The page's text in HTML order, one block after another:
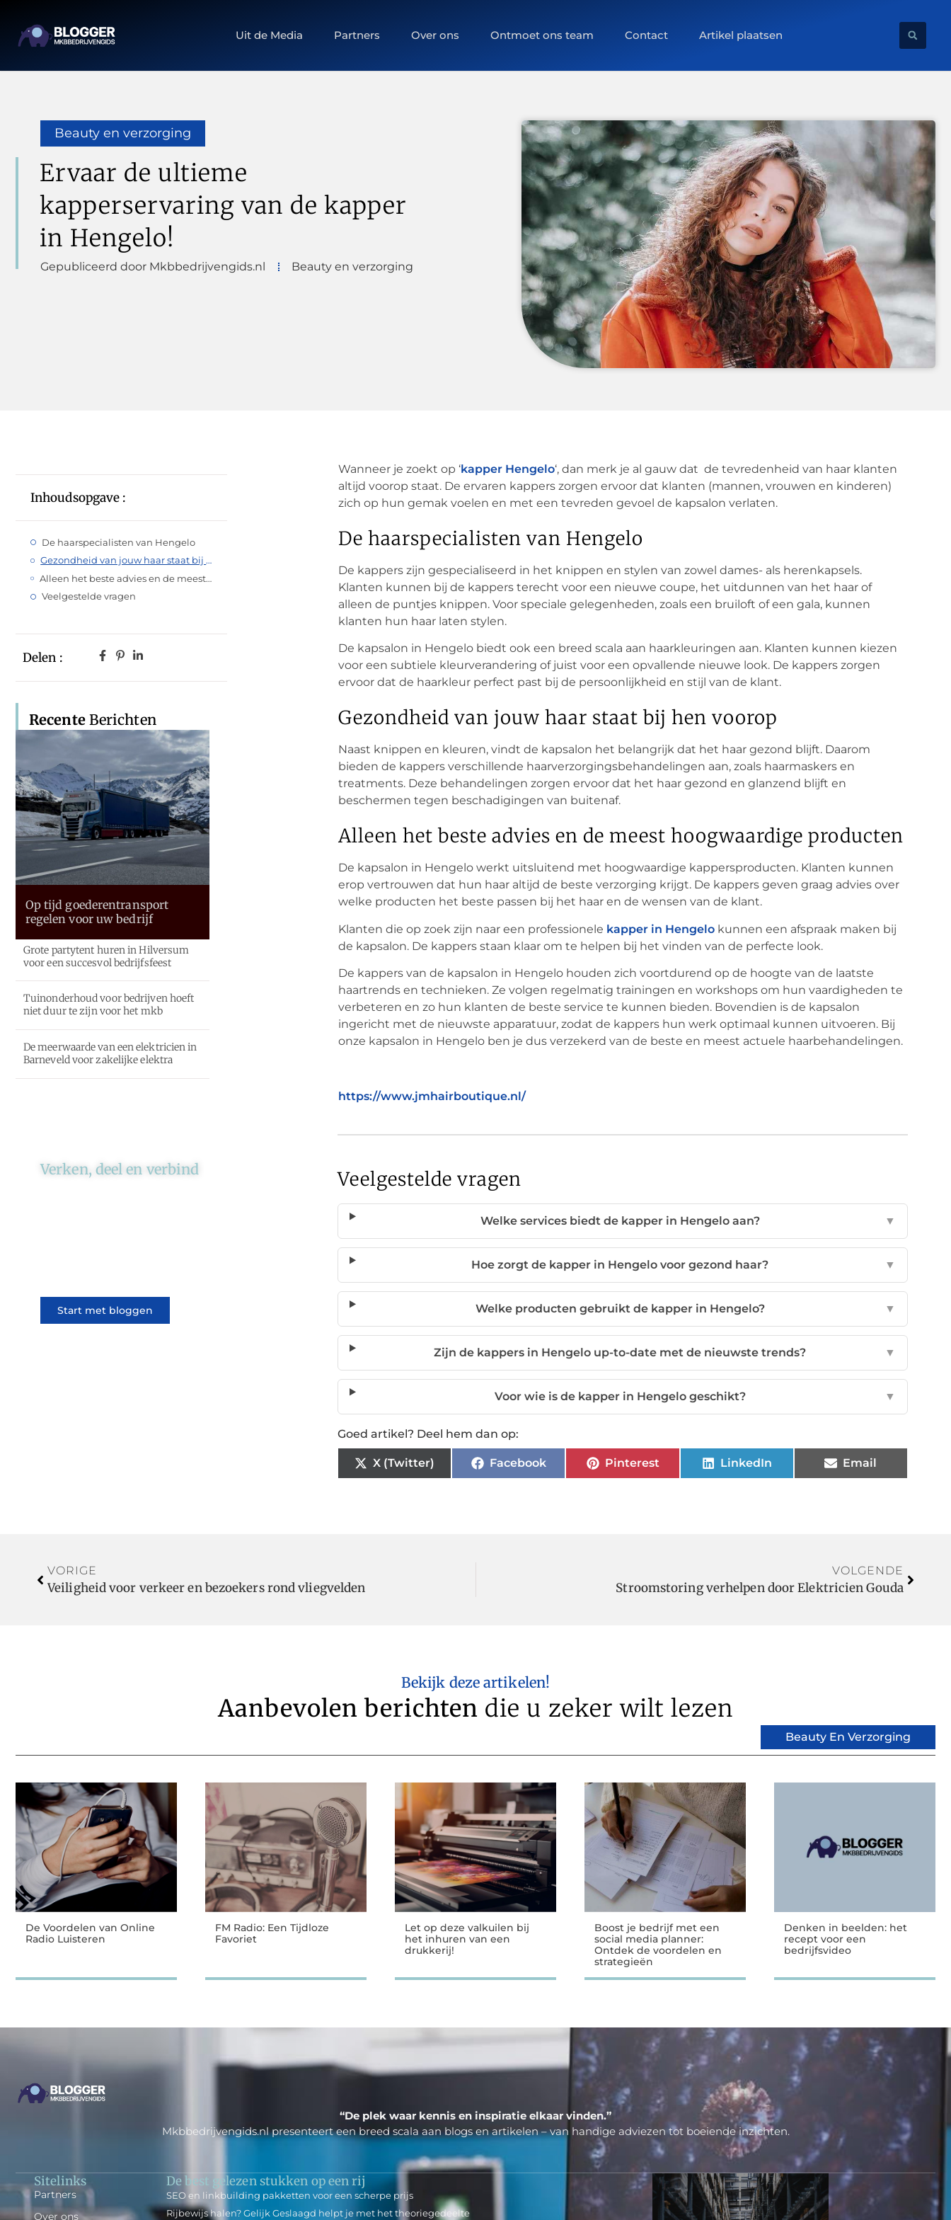
Uit de Media Partners Over ons Ontmoet ons team Contact Artikel plaatsen
Beauty en verzorging
Ervaar de ultieme
kapperservaring van de kapper
in Hengelo!
Gepubliceerd door Mkbbedrijvengids.nl Beauty en verzorging
Inhoudsopgave :
De haarspecialisten van Hengelo
Gezondheid van jouw haar staat bij hen voorop
Alleen het beste advies en de meest hoogwaardige producten
Veelgestelde vragen
Delen :
RecenteBerichten
Op tijd goederentransport
regelen voor uw bedrijf
Grote partytent huren in Hilversum
voor een succesvol bedrijfsfeest
Tuinonderhoud voor bedrijven hoeft
niet duur te zijn voor het mkb
De meerwaarde van een elektricien in
Barneveld voor zakelijke elektra
Verken, deel en verbind
Start met bloggen
Wanneer je zoekt op ‘kapper Hengelo‘, dan merk je al gauw dat de tevredenheid van haar klanten
altijd voorop staat. De ervaren kappers zorgen ervoor dat klanten (mannen, vrouwen en kinderen)
zich op hun gemak voelen en met een tevreden gevoel de kapsalon verlaten.
De haarspecialisten van Hengelo
De kappers zijn gespecialiseerd in het knippen en stylen van zowel dames- als herenkapsels.
Klanten kunnen bij de kappers terecht voor een nieuwe coupe, het uitdunnen van het haar of
alleen de puntjes knippen. Voor speciale gelegenheden, zoals een bruiloft of een gala, kunnen
klanten hun haar laten stylen.
De kapsalon in Hengelo biedt ook een breed scala aan haarkleuringen aan. Klanten kunnen kiezen
voor een subtiele kleurverandering of juist voor een opvallende nieuwe look. De kappers zorgen
ervoor dat de haarkleur perfect past bij de persoonlijkheid en stijl van de klant.
Gezondheid van jouw haar staat bij hen voorop
Naast knippen en kleuren, vindt de kapsalon het belangrijk dat het haar gezond blijft. Daarom
bieden de kappers verschillende haarverzorgingsbehandelingen aan, zoals haarmaskers en
treatments. Deze behandelingen zorgen ervoor dat het haar gezond en glanzend blijft en
beschermen tegen beschadigingen van buitenaf.
Alleen het beste advies en de meest hoogwaardige producten
De kapsalon in Hengelo werkt uitsluitend met hoogwaardige kappersproducten. Klanten kunnen
erop vertrouwen dat hun haar altijd de beste verzorging krijgt. De kappers geven graag advies over
welke producten het beste passen bij het haar en de wensen van de klant.
Klanten die op zoek zijn naar een professionele kapper in Hengelo kunnen een afspraak maken bij
de kapsalon. De kappers staan klaar om te helpen bij het vinden van de perfecte look.
De kappers van de kapsalon in Hengelo houden zich voortdurend op de hoogte van de laatste
haartrends en technieken. Ze volgen regelmatig trainingen en workshops om hun vaardigheden te
verbeteren en zo hun klanten de beste service te kunnen bieden. Bovendien is de kapsalon
ingericht met de nieuwste apparatuur, zodat de kappers hun werk optimaal kunnen uitvoeren. Bij
onze kapsalon in Hengelo ben je dus verzekerd van de beste en meest actuele haarbehandelingen.
https://www.jmhairboutique.nl/
Veelgestelde vragen
Welke services biedt de kapper in Hengelo aan? ▼
Hoe zorgt de kapper in Hengelo voor gezond haar? ▼
Welke producten gebruikt de kapper in Hengelo? ▼
Zijn de kappers in Hengelo up-to-date met de nieuwste trends? ▼
Voor wie is de kapper in Hengelo geschikt? ▼
Goed artikel? Deel hem dan op:
X (Twitter) Facebook Pinterest LinkedIn Email
VORIGE
Veiligheid voor verkeer en bezoekers rond vliegvelden
VOLGENDE
Stroomstoring verhelpen door Elektricien Gouda
Bekijk deze artikelen!
Aanbevolen berichten die u zeker wilt lezen
Beauty En Verzorging
De Voordelen van Online
Radio Luisteren
FM Radio: Een Tijdloze
Favoriet
Let op deze valkuilen bij
het inhuren van een
drukkerij!
Boost je bedrijf met een
social media planner:
Ontdek de voordelen en
strategieën
Denken in beelden: het
recept voor een
bedrijfsvideo
“De plek waar kennis en inspiratie elkaar vinden.”
Mkbbedrijvengids.nl presenteert een breed scala aan blogs en artikelen – van handige adviezen tot boeiende inzichten.
Sitelinks
Partners
Over ons
De best gelezen stukken op een rij
SEO en linkbuilding pakketten voor een scherpe prijs
Rijbewijs halen? Gelijk Geslaagd helpt je met het theoriegedeelte